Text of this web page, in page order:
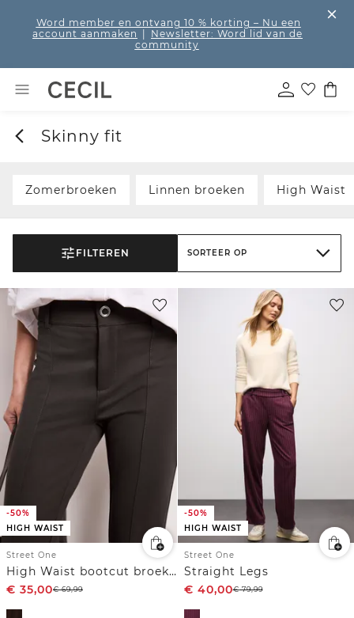
Word member en ontvang 10 % korting – Nu een
account aanmaken
Newsletter: Word lid van de
community
Skinny fit
Zomerbroeken Linnen broeken High Waist
FILTEREN SORTEER OP
-50%
HIGH WAIST
Street One
High Waist bootcut broek in een skinny Fit
€ 35,00€69,99
-50%
HIGH WAIST
Street One
Straight Legs
€ 40,00€79,99